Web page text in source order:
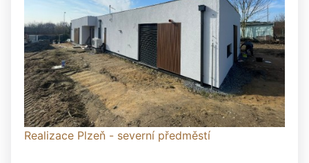
Realizace Plzeň - severní předměstí